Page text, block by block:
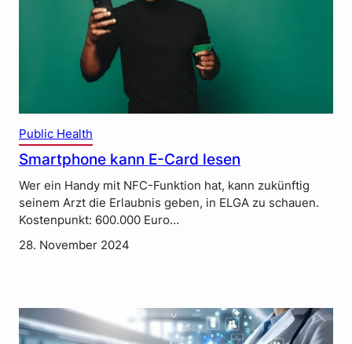
Public Health
Smartphone kann E-Card lesen
Wer ein Handy mit NFC-Funktion hat, kann zukünftig
seinem Arzt die Erlaubnis geben, in ELGA zu schauen.
Kostenpunkt: 600.000 Euro…
28. November 2024